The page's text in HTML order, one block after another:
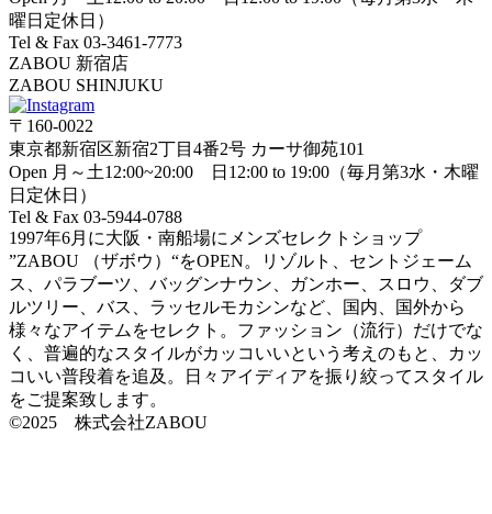
曜日定休日）
Tel & Fax 03-3461-7773
ZABOU 新宿店
ZABOU SHINJUKU
〒160-0022
東京都新宿区新宿2丁目4番2号 カーサ御苑101
Open 月～土12:00~20:00 日12:00 to 19:00（毎月第3水・木曜
日定休日）
Tel & Fax 03-5944-0788
1997年6月に大阪・南船場にメンズセレクトショップ
”ZABOU （ザボウ）“をOPEN。リゾルト、セントジェーム
ス、パラブーツ、バッグンナウン、ガンホー、スロウ、ダブ
ルツリー、バス、ラッセルモカシンなど、国内、国外から
様々なアイテムをセレクト。ファッション（流行）だけでな
く、普遍的なスタイルがカッコいいという考えのもと、カッ
コいい普段着を追及。日々アイディアを振り絞ってスタイル
をご提案致します。
©2025 株式会社ZABOU